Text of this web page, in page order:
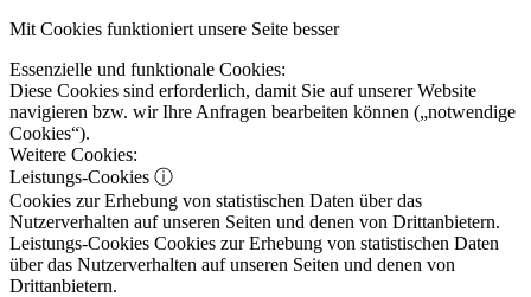
Mit Cookies funktioniert unsere Seite besser
Essenzielle und funktionale Cookies:
Diese Cookies sind erforderlich, damit Sie auf unserer Website
navigieren bzw. wir Ihre Anfragen bearbeiten können („notwendige
Cookies“).
Weitere Cookies:
Leistungs-Cookies ⓘ
Cookies zur Erhebung von statistischen Daten über das
Nutzerverhalten auf unseren Seiten und denen von Drittanbietern.
Leistungs-Cookies Cookies zur Erhebung von statistischen Daten
über das Nutzerverhalten auf unseren Seiten und denen von
Drittanbietern.